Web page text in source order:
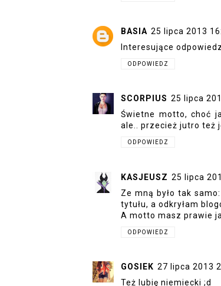
BASIA 25 lipca 2013
Interesujące
ODPOWIEDZ
SCORPIUS 25 lipca
Świetne motto, choć
ale.. przecież jutro też
ODPOWIEDZ
KASJEUSZ 25 lipca
Ze mną było tak
tytułu, a odkryłam
A motto masz prawie
ODPOWIEDZ
GOSIEK 27 lipca 2013
Też lubię niemiecki ;d